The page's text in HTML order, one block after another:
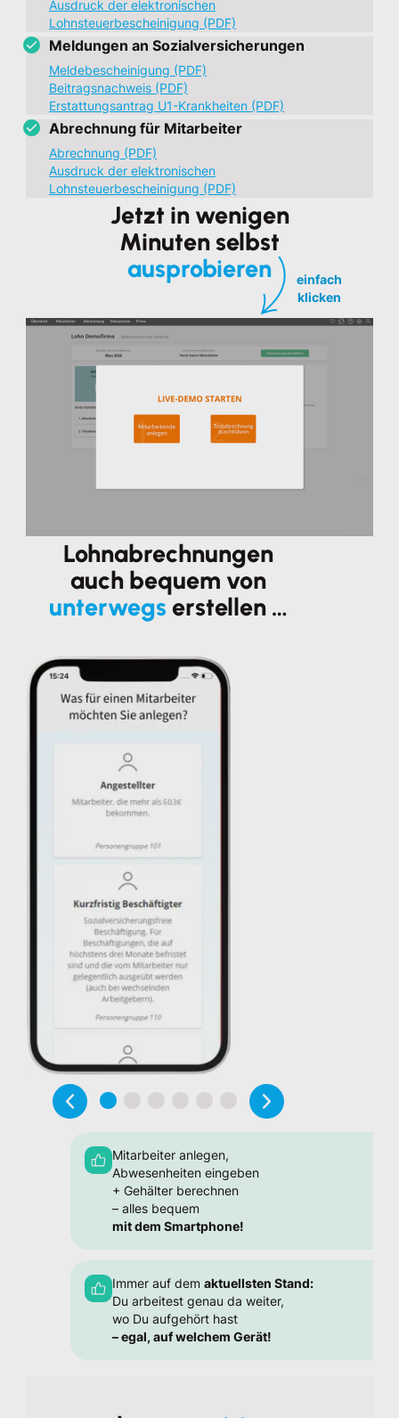
Ausdruck der elektronischen
Lohnsteuerbescheinigung (PDF)
Meldungen an Sozialversicherungen
Meldebescheinigung (PDF)
Beitragsnachweis (PDF)
Erstattungsantrag U1-Krankheiten (PDF)
Abrechnung für Mitarbeiter
Abrechnung (PDF)
Ausdruck der elektronischen
Lohnsteuerbescheinigung (PDF)
Jetzt in wenigen
Minuten selbst
ausprobieren
einfach
klicken
Lohnabrechnungen
auch bequem von
unterwegs erstellen …
Mitarbeiter anlegen,
Abwesenheiten eingeben
+ Gehälter berechnen
– alles bequem
mit dem Smartphone!
Immer auf demaktuellsten Stand:
Du arbeitest genau da weiter,
wo Du aufgehört hast
– egal, auf welchem Gerät!